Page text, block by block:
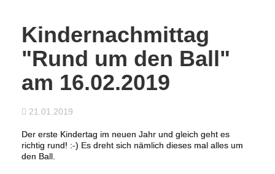
Kindernachmittag
"Rund um den Ball"
am 16.02.2019
21.01.2019
Der erste Kindertag im neuen Jahr und gleich geht es
richtig rund! :-) Es dreht sich nämlich dieses mal alles um
den Ball.